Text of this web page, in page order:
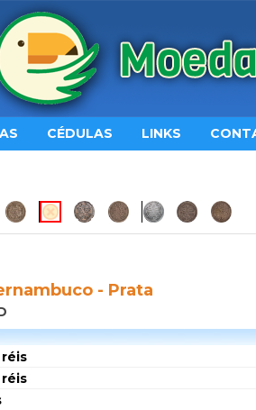
CÉDULAS LINKS
- Prata